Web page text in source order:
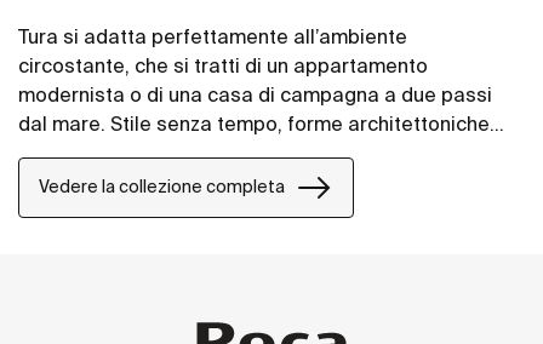
Tura si adatta perfettamente all’ambiente
circostante, che si tratti di un appartamento
modernista o di una casa di campagna a due passi
dal mare. Stile senza tempo, forme architettoniche
unite alle texture e toni caldi.
Vedere la collezione completa